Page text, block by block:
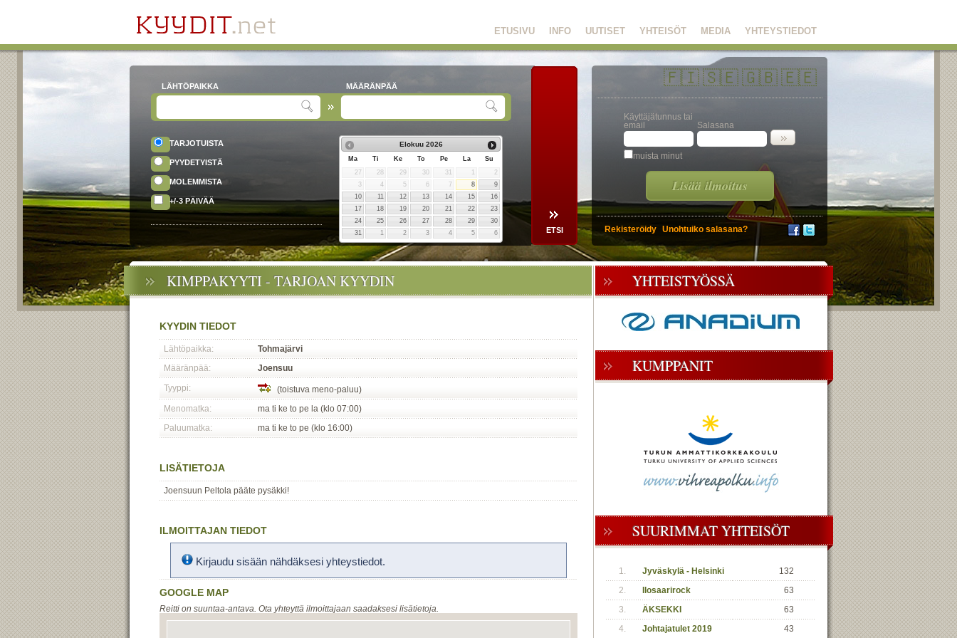
YHTEYSTIEDOT
MEDIA
YHTEISÖT
UUTISET
INFO
ETUSIVU
LÄHTÖPAIKKA MÄÄRÄNPÄÄ
TARJOTUISTA
PYYDETYISTÄ
MOLEMMISTA
+/-3 PÄIVÄÄ
Elokuu 2026
Ma Ti Ke To Pe La
Su
27
28 29 30 31
2
3
4 5 6 7 8
9
10
11 12 13 14 15
16
17
18 19 20 21 22
23
24
25 26 27 28 29
30
31
1 2 3 4 5 6
🇫🇮🇸🇪🇬🇧🇪🇪
Käyttäjätunnus tai
email
Salasana
muista minut
Lisää ilmoitus
Rekisteröidy Unohtuiko salasana?
KIMPPAKYYTI - TARJOAN KYYDIN
KYYDIN TIEDOT
Lähtöpaikka:
Tohmajärvi
Määränpää:
Joensuu
Tyyppi:
(toistuva meno-paluu)
Menomatka:
ma ti ke to pe la (klo 07:00)
Paluumatka:
ma ti ke to pe (klo 16:00)
LISÄTIETOJA
Joensuun Peltola pääte pysäkki!
ILMOITTAJAN TIEDOT
Kirjaudu sisään nähdäksesi yhteystiedot.
GOOGLE MAP
Reitti on suuntaa-antava. Ota yhteyttä ilmoittajaan saadaksesi lisätietoja.
YHTEISTYÖSSÄ
KUMPPANIT
SUURIMMAT YHTEISÖT
1. Jyväskylä - Helsinki
132
2.
Ilosaarirock
63
3.
ÄKSEKKI
63
4.
Johtajatulet 2019
43